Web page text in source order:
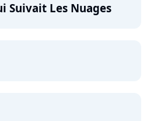
Suivait Les Nuages